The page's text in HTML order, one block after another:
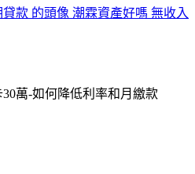
潮霖資產好嗎 無收入
萬-如何降低利率和月繳款